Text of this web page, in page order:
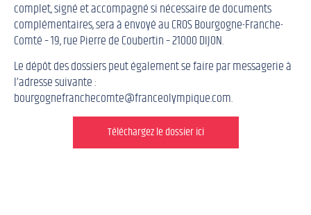
complet, signé et accompagné si nécessaire de documents
complémentaires, sera à envoyé au CROS Bourgogne-Franche-
Comté – 19, rue Pierre de Coubertin – 21000 DIJON.
Le dépôt des dossiers peut également se faire par messagerie à
l’adresse suivante :
bourgognefranchecomte@franceolympique.com.
Téléchargez le dossier ici